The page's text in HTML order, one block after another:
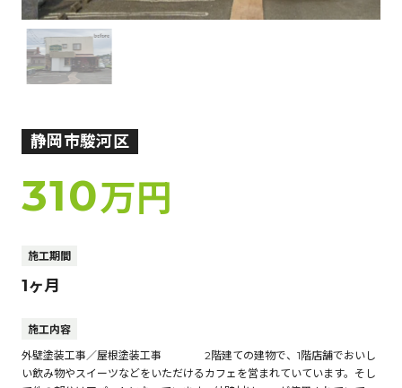
静岡市駿河区
310万円
施工期間
1ヶ月
施工内容
外壁塗装工事／屋根塗装工事 2階建ての建物で、1階店舗でおいし
い飲み物やスイーツなどをいただけるカフェを営まれていています。そし